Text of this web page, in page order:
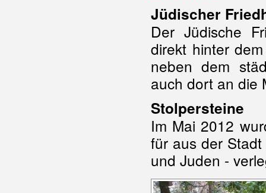
Jüdischer
Der Jüdische
direkt hinter
neben dem
auch dort an die
Stolpersteine
Im Mai 2012
für aus der
und Juden -